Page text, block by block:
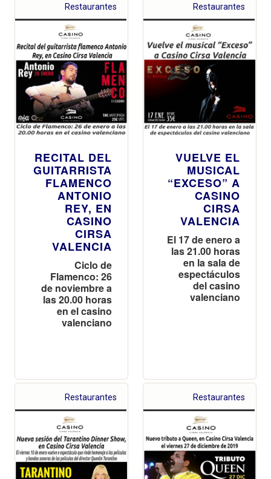
Restaurantes
RECITAL DEL
GUITARRISTA
FLAMENCO
ANTONIO
REY, EN
CASINO
CIRSA
VALENCIA
Ciclo de
Flamenco: 26
de noviembre a
las 20.00 horas
en el casino
valenciano
Restaurantes
VUELVE EL
MUSICAL
“EXCESO” A
CASINO
CIRSA
VALENCIA
El 17 de enero a
las 21.00 horas
en la sala de
espectáculos
del casino
valenciano
Restaurantes Restaurantes